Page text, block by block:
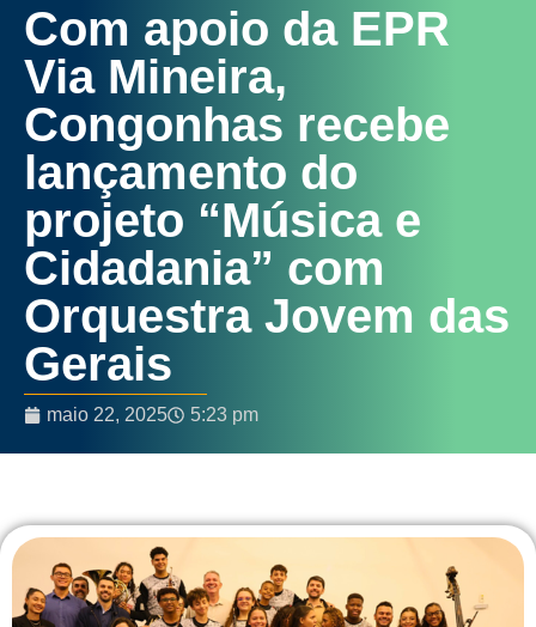
Com apoio da EPR
Via Mineira,
Congonhas recebe
lançamento do
projeto “Música e
Cidadania” com
Orquestra Jovem das
Gerais
maio 22, 2025 5:23 pm